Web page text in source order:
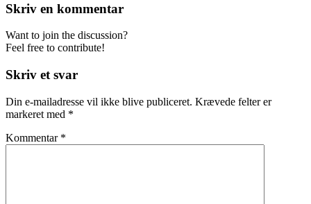
Skriv en kommentar
Want to join the discussion?
Feel free to contribute!
Skriv et svar
Din e-mailadresse vil ikke blive publiceret. Krævede felter er
markeret med *
Kommentar *